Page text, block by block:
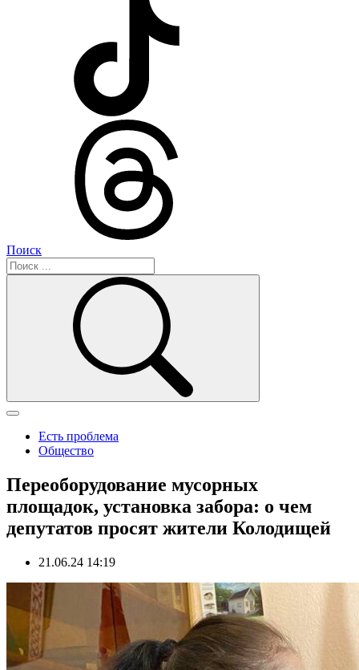
Поиск
Есть проблема
Общество
Переоборудование мусорных
площадок, установка забора: о чем
депутатов просят жители Колодищей
21.06.24 14:19